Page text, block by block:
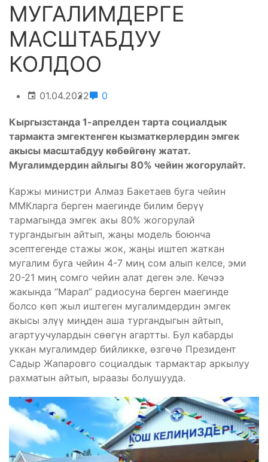
МУГАЛИМДЕРГЕ
МАСШТАБДУУ
КОЛДОО
01.04.2022 0
Кыргызстанда 1-апрелден тарта социалдык
тармакта эмгектенген кызматкерлердин эмгек
акысы масштабдуу көбөйгөнү жатат.
Мугалимдердин айлыгы 80% чейин жогорулайт.
Каржы министри Алмаз Бакетаев буга чейин
ММКларга берген маегинде билим берүү
тармагында эмгек акы 80% жогорулай
тургандыгын айтып, жаңы модель боюнча
эсептегенде стажы жок, жаңы иштеп жаткан
мугалим буга чейин 4-7 миң сом алып келсе, эми
20-21 миң сомго чейин алат деген эле. Кечээ
жакында “Марал” радиосуна берген маегинде
болсо көп жыл иштеген мугалимдердин эмгек
акысы элүү миңден аша тургандыгын айтып,
агартуучулардын сөөгүн агартты. Бул кабарды
уккан мугалимдер бийликке, өзгөчө Президент
Садыр Жапаровго социалдык тармактар аркылуу
рахматын айтып, ыраазы болушууда.